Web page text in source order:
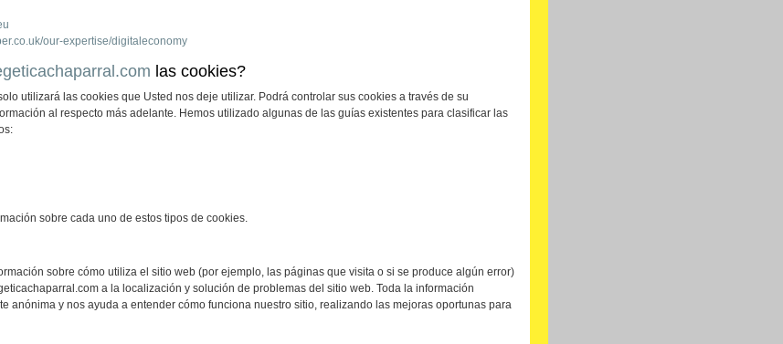
our-expertise/digitaleconomy
las cookies?
utilizará las cookies que Usted nos deje utilizar. Podrá controlar sus cookies a través de su
al respecto más adelante. Hemos utilizado algunas de las guías existentes para clasificar las
sobre cada uno de estos tipos de cookies.
sobre cómo utiliza el sitio web (por ejemplo, las páginas que visita o si se produce algún error)
a la localización y solución de problemas del sitio web. Toda la información
anónima y nos ayuda a entender cómo funciona nuestro sitio, realizando las mejoras oportunas para